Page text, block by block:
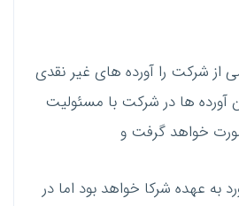
از شرکت را آورده های غیر نقدی
آورده ها در شرکت با مسئولیت
خواهد گرفت و
عهده شرکا خواهد بود اما در